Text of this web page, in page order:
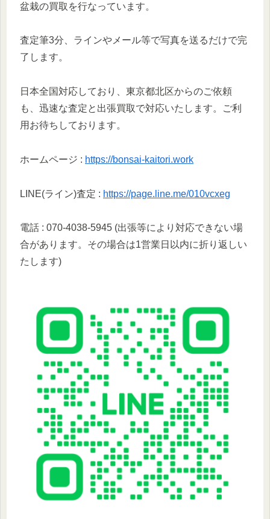
盆栽の買取を行なっています。
査定筆3分、ラインやメール等で写真を送るだけで完
了します。
日本全国対応しており、東京都北区からのご依頼
も、迅速な査定と出張買取で対応いたします。ご利
用お待ちしております。
ホームページ : https://bonsai-kaitori.work
LINE(ライン)査定 : https://page.line.me/010vcxeg
電話 : 070-4038-5945 (出張等により対応できない場
合があります。その場合は1営業日以内に折り返しい
たします)